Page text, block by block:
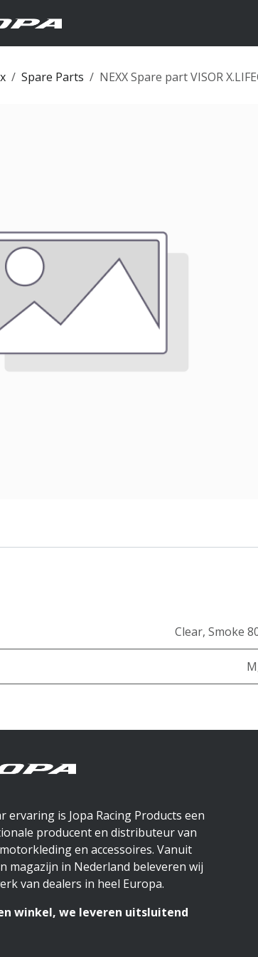
Spare Parts NEXX Spare part VISOR
Clear, Smoke
M
ervaring is Jopa Racing Products een
producent en distributeur van
en accessoires. Vanuit
magazijn in Nederland beleveren wij
van dealers in heel Europa.
winkel, we leveren uitsluitend